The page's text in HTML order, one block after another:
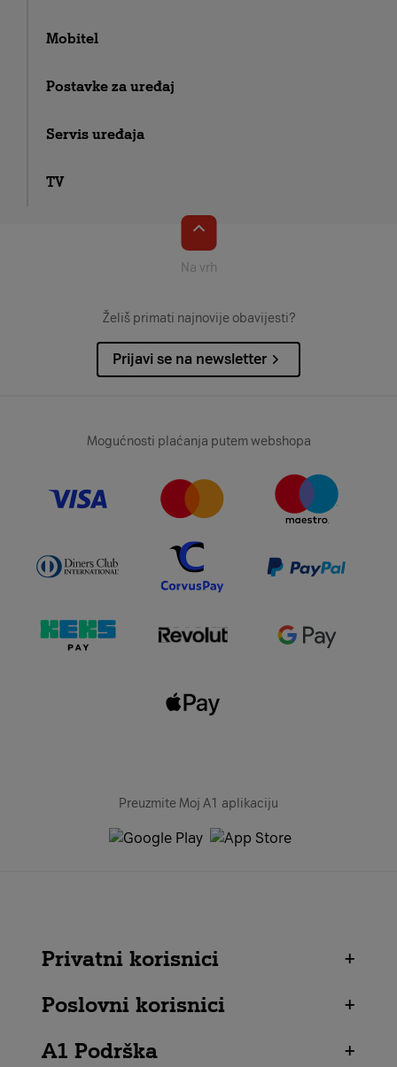
Mobitel
Postavke za uređaj
Servis uređaja
TV
Na vrh
Želiš primati najnovije obavijesti?
Prijavi se na newsletter
Mogućnosti plaćanja putem webshopa
Preuzmite Moj A1 aplikaciju
Privatni korisnici
+
Poslovni korisnici
+
A1 Podrška
+